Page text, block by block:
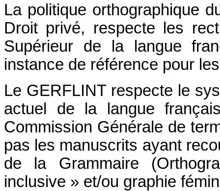
La politique orthographique
Droit privé, respecte les
Supérieur de la langue
instance de référence pour
Le GERFLINT respecte le
actuel de la langue
Commission Générale de
pas les manuscrits ayant
de la Grammaire
inclusive » et/ou graphie